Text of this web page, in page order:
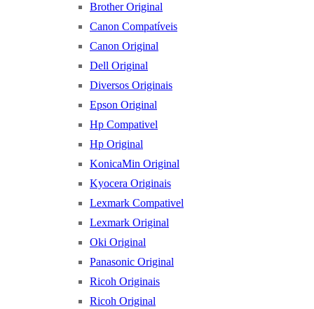
Brother Original
Canon Compatíveis
Canon Original
Dell Original
Diversos Originais
Epson Original
Hp Compativel
Hp Original
KonicaMin Original
Kyocera Originais
Lexmark Compativel
Lexmark Original
Oki Original
Panasonic Original
Ricoh Originais
Ricoh Original